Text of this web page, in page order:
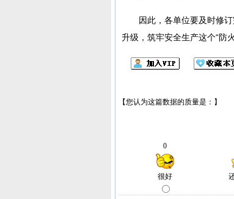
因此，各单位要及时修订
升级，筑牢安全生产这个“防火